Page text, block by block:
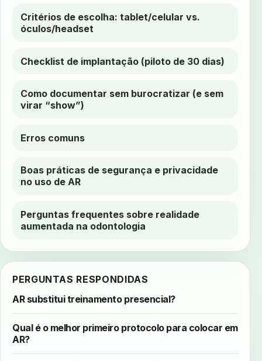
Critérios de escolha: tablet/celular vs.
óculos/headset
Checklist de implantação (piloto de 30 dias)
Como documentar sem burocratizar (e sem
virar “show”)
Erros comuns
Boas práticas de segurança e privacidade
no uso de AR
Perguntas frequentes sobre realidade
aumentada na odontologia
PERGUNTAS RESPONDIDAS
AR substitui treinamento presencial?
Qual é o melhor primeiro protocolo para colocar em
AR?